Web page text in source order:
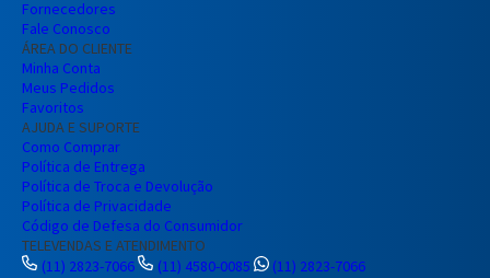
Fornecedores
Fale Conosco
ÁREA DO CLIENTE
Minha Conta
Meus Pedidos
Favoritos
AJUDA E SUPORTE
Como Comprar
Política de Entrega
Política de Troca e Devolução
Política de Privacidade
Código de Defesa do Consumidor
TELEVENDAS E ATENDIMENTO
(11) 2823-7066
(11) 4580-0085
(11) 2823-7066